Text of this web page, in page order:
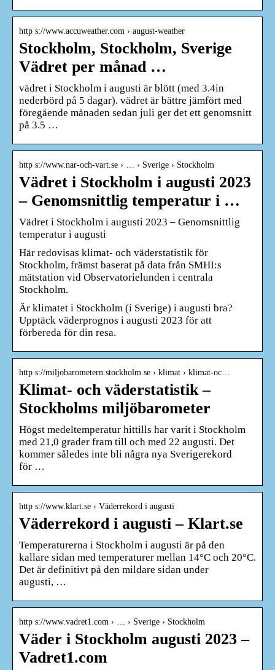
http s://www.accuweather.com › august-weather
Stockholm, Stockholm, Sverige
Vädret per månad …
vädret i Stockholm i augusti är blött (med 3.4in
nederbörd på 5 dagar). vädret är bättre jämfört med
föregående månaden sedan juli ger det ett genomsnitt
på 3.5 …
http s://www.nar-och-vart.se › … › Sverige › Stockholm
Vädret i Stockholm i augusti 2023
– Genomsnittlig temperatur i …
Vädret i Stockholm i augusti 2023 – Genomsnittlig
temperatur i augusti
Här redovisas klimat- och väderstatistik för
Stockholm, främst baserat på data från SMHI:s
mätstation vid Observatorielunden i centrala
Stockholm.
Är klimatet i Stockholm (i Sverige) i augusti bra?
Upptäck väderprognos i augusti 2023 för att
förbereda för din resa.
http s://miljobarometern.stockholm.se › klimat › klimat-oc…
Klimat- och väderstatistik –
Stockholms miljöbarometer
Högst medeltemperatur hittills har varit i Stockholm
med 21,0 grader fram till och med 22 augusti. Det
kommer således inte bli några nya Sverigerekord
för …
http s://www.klart.se › Väderrekord i augusti
Väderrekord i augusti – Klart.se
Temperaturerna i Stockholm i augusti är på den
kallare sidan med temperaturer mellan 14°C och 20°C.
Det är definitivt på den mildare sidan under
augusti, …
http s://www.vadret1.com › … › Sverige › Stockholm
Väder i Stockholm augusti 2023 –
Vadret1.com